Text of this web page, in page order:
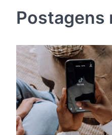
Postagens